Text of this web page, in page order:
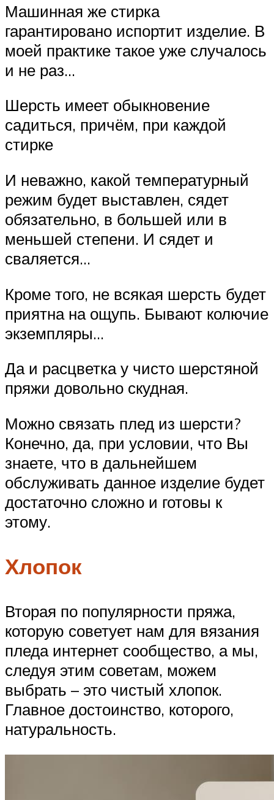
Машинная же стирка
гарантировано испортит изделие. В
моей практике такое уже случалось
и не раз…
Шерсть имеет обыкновение
садиться, причём, при каждой
стирке
И неважно, какой температурный
режим будет выставлен, сядет
обязательно, в большей или в
меньшей степени. И сядет и
сваляется…
Кроме того, не всякая шерсть будет
приятна на ощупь. Бывают колючие
экземпляры…
Да и расцветка у чисто шерстяной
пряжи довольно скудная.
Можно связать плед из шерсти?
Конечно, да, при условии, что Вы
знаете, что в дальнейшем
обслуживать данное изделие будет
достаточно сложно и готовы к
этому.
Хлопок
Вторая по популярности пряжа,
которую советует нам для вязания
пледа интернет сообщество, а мы,
следуя этим советам, можем
выбрать – это чистый хлопок.
Главное достоинство, которого,
натуральность.